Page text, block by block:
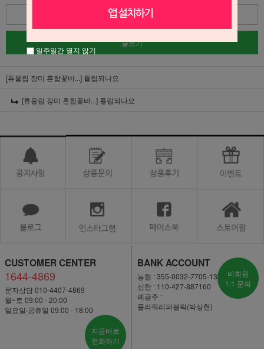
목록
글쓰기
[튜울립 장미 혼합꽃바...] 튤립되나요
[튜울립 장미 혼합꽃바...] 튤립되나요
CUSTOMER CENTER
1644-4869
문자상담 010-4407-4869
월~토 09:00 - 20:00
일요일·공휴일 09:00 - 18:00
지금바로
전화하기
BANK ACCOUNT
농협 : 355-0032-7705-13
신한 : 110-427-887160
예금주 :
플라워리퍼블릭(박상현)
비회원
1:1 문의
일주일간 열지 않기